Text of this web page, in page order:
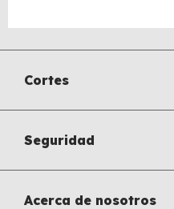
Cortes
Seguridad
Acerca de nosotros